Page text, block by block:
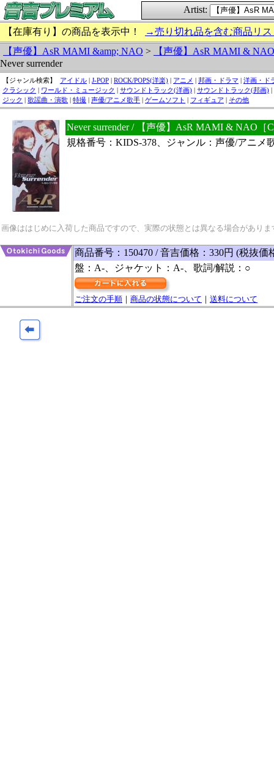
Artist:
【在庫有り】の商品を表示中！
→売り切れ品を含む商品リ
【声優】AsR MAMI &amp; NAO >
【声優】AsR MAMI & NAO
Never surrender
【ジャンル検索】 アイドル | J-POP | ROCK/POPS(洋楽) | アニメ | 邦画・ドラマ | 洋画・ド
クラシック | ワールド・ミュージック | サウンドトラック(洋画) | サウンドトラック(邦画) |
ジック | 歌謡曲・演歌 | 特撮 | 声優/アニメ歌手 | ゲームソフト | フィギュア | その他
Never surrender / 【声優】AsR MAMI & NAO［
規格番号：KIDS-378、ジャンル：声優/アニメ
画像ははじめに入荷した商品ですので、実際の状態とは異なる場合があり
商品番号：150470 / 音吉価格：330円 (税抜価
盤：A-、ジャケット：A-、歌詞/解説：○
ご注文の手順 ｜ 商品の状態について ｜ 送料について